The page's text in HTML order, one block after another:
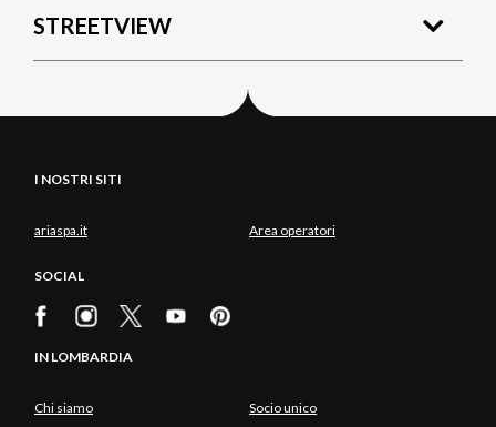
STREETVIEW
I NOSTRI SITI
ariaspa.it Area operatori
SOCIAL
IN LOMBARDIA
Chi siamo Socio unico